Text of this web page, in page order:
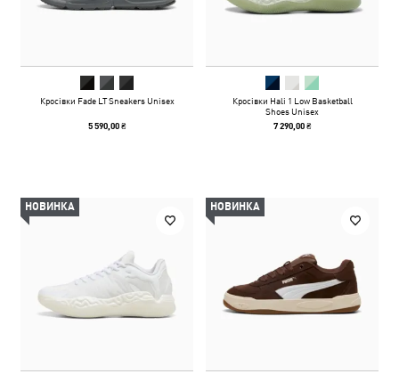
Кросівки Fade LT Sneakers Unisex
5 590,00 ₴
Кросівки Hali 1 Low Basketball
Shoes Unisex
7 290,00 ₴
НОВИНКА НОВИНКА